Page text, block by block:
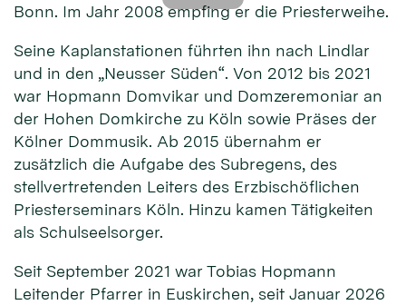
Bonn. Im Jahr 2008 empfing er die Priesterweihe.
Seine Kaplanstationen führten ihn nach Lindlar
und in den „Neusser Süden“. Von 2012 bis 2021
war Hopmann Domvikar und Domzeremoniar an
der Hohen Domkirche zu Köln sowie Präses der
Kölner Dommusik. Ab 2015 übernahm er
zusätzlich die Aufgabe des Subregens, des
stellvertretenden Leiters des Erzbischöflichen
Priesterseminars Köln. Hinzu kamen Tätigkeiten
als Schulseelsorger.
Seit September 2021 war Tobias Hopmann
Leitender Pfarrer in Euskirchen, seit Januar 2026